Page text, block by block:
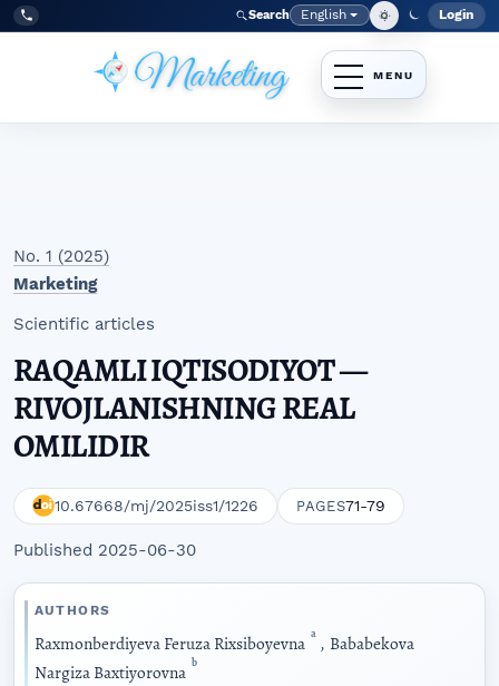
Skip to main navigation menu
Skip to main content
Skip to site footer
Tel:
+998977838464 Search Language
English Login
No. 1 (2025)
Marketing
Scientific articles
RAQAMLI IQTISODIYOT —
RIVOJLANISHNING REAL
OMILIDIR
10.67668/mj/2025iss1/1226 PAGES71-79
Published 2025-06-30
AUTHORS
Raxmonberdiyeva Feruza Rixsiboyevna a , Bababekova
Nargiza Baxtiyorovna b